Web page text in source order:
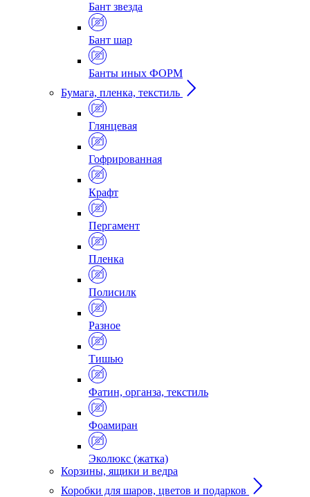
Бант звезда
Бант шар
Банты иных ФОРМ
Бумага, пленка, текстиль
Глянцевая
Гофрированная
Крафт
Пергамент
Пленка
Полисилк
Разное
Тишью
Фатин, органза, текстиль
Фоамиран
Эколюкс (жатка)
Корзины, ящики и ведра
Коробки для шаров, цветов и подарков